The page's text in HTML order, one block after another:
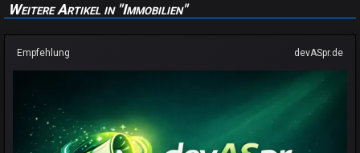
Weitere Artikel in "Immobilien"
Empfehlung devASpr.de